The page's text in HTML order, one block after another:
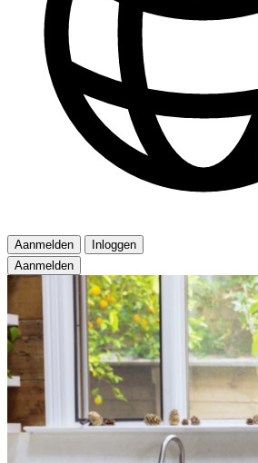
Aanmelden
Inloggen
Aanmelden